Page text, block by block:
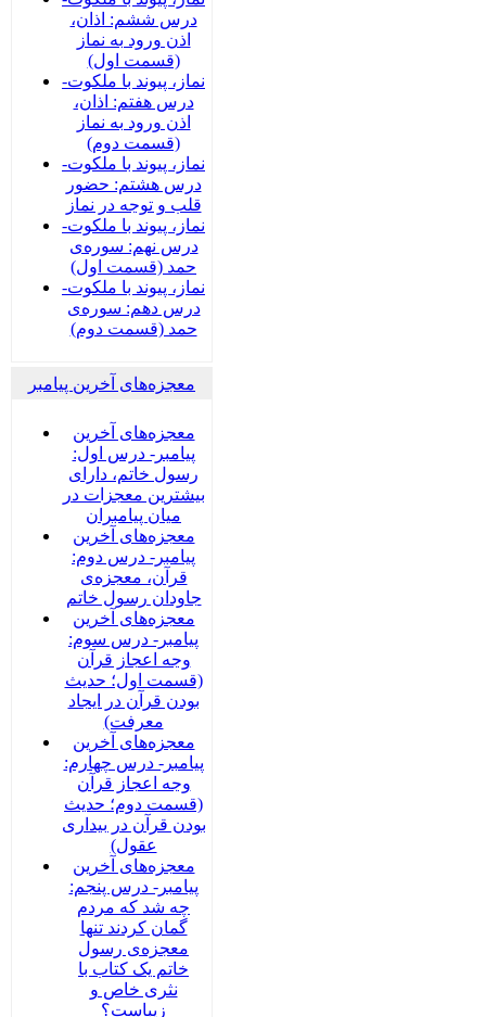
درس ششم: اذان،
اذن ورود به نماز
(قسمت اول)
نماز، پیوند با ملکوت-
درس هفتم: اذان،
اذن ورود به نماز
(قسمت دوم)
نماز، پیوند با ملکوت-
درس هشتم: حضور
قلب و توجه در نماز
نماز، پیوند با ملکوت-
درس نهم: سوره‌ی
حمد (قسمت اول)
نماز، پیوند با ملکوت-
درس دهم: سوره‌ی
حمد (قسمت دوم)
معجزه‌های آخرین پیامبر
معجزه‌های آخرین
پیامبر- درس اول:
رسول خاتم، دارای
بیشترین معجزات در
میان پیامبران
معجزه‌های آخرین
پیامبر- درس دوم:
قرآن، معجزه‌ی
جاودان رسول خاتم
معجزه‌های آخرین
پیامبر- درس سوم:
وجه اعجاز قرآن
(قسمت اول؛ حدیث
بودن قرآن در ایجاد
معرفت)
معجزه‌های آخرین
پیامبر- درس چهارم:
وجه اعجاز قرآن
(قسمت دوم؛ حدیث
بودن قرآن در بیداری
عقول)
معجزه‌های آخرین
پیامبر- درس پنجم:
چه شد که مردم
گمان کردند تنها
معجزه‌ی رسول
خاتم یک کتاب با
نثری خاص و
زیباست؟